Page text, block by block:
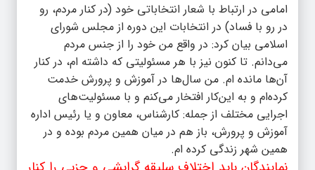
امامی در ارتباط با شعار انتخاباتی خود (در کنار مردم، رو
در رو با فساد) در انتخابات این دوره از مجلس شورای
اسلامی بیان کرد: در واقع من خود را از جنس مردم
می‌دانم. تا کنون نیز با هر مسئولیتی که داشته ام، در کنار
آن‌ها مانده ام. من سال‌ها در ‌آموزش و پرورش خدمت
کرده‌ام و به این‌کار افتخار می‌کنم و با مسئولیت‌های
اجرایی مختلف از جمله: کارشناس، معاون و یا رئیس اداره
آموزش و پرورش، باز هم در میان همین مردم بوده و در
همین شهر زندگی کرده ام.